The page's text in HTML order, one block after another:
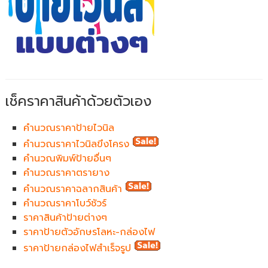
เช็คราคาสินค้าด้วยตัวเอง
คำนวณราคาป้ายไวนิล
คำนวณราคาไวนิลขึงโครง
คำนวณพิมพ์ป้ายอื่นๆ
คำนวณราคาตรายาง
คำนวณราคาฉลากสินค้า
คำนวณราคาโบว์ชัวร์
ราคาสินค้าป้ายต่างๆ
ราคาป้ายตัวอักษรโลหะ-กล่องไฟ
ราคาป้ายกล่องไฟสำเร็จรูป